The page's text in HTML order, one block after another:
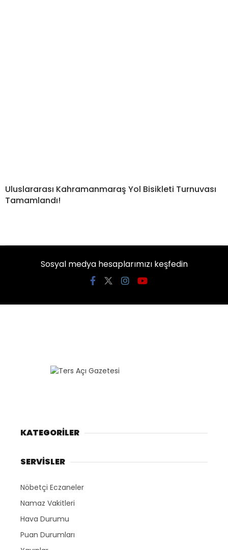
Uluslararası Kahramanmaraş Yol Bisikleti Turnuvası
Tamamlandı!
Sosyal medya hesaplarımızı keşfedin
KATEGORİLER
SERVİSLER
Nöbetçi Eczaneler
Namaz Vakitleri
Hava Durumu
Puan Durumları